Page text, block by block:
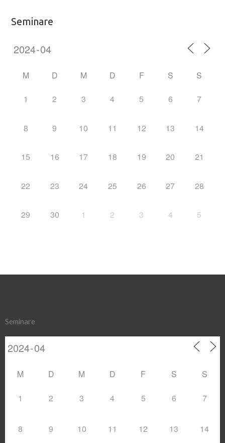
Seminare
M D M D F S S
1 2 3 4 5 6 7
8 9 10 11 12 13 14
15 16 17 18 19 20 21
22 23 24 25 26 27 28
29 30 1 2 3 4 5
Seminare
M D M D F S S
1 2 3 4 5 6 7
8 9 10 11 12 13 14